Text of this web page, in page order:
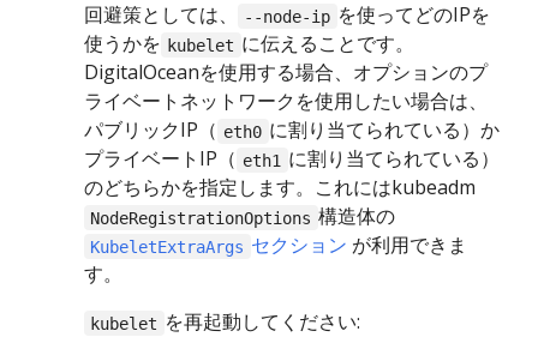
回避策としては、 --node-ip を使ってどのIPを
使うかを kubelet に伝えることです。
DigitalOceanを使用する場合、オプションのプ
ライベートネットワークを使用したい場合は、
パブリックIP（ eth0 に割り当てられている）か
プライベートIP（ eth1 に割り当てられている）
のどちらかを指定します。これにはkubeadm
NodeRegistrationOptions 構造体の
KubeletExtraArgs セクション が利用できま
す。
kubelet を再起動してください: